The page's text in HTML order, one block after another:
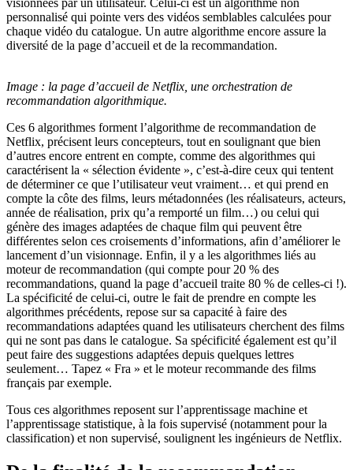
visionnées par un utilisateur. Celui-ci est un algorithme non
personnalisé qui pointe vers des vidéos semblables calculées pour
chaque vidéo du catalogue. Un autre algorithme encore assure la
diversité de la page d’accueil et de la recommandation.
Image : la page d’accueil de Netflix, une orchestration de
recommandation algorithmique.
Ces 6 algorithmes forment l’algorithme de recommandation de
Netflix, précisent leurs concepteurs, tout en soulignant que bien
d’autres encore entrent en compte, comme des algorithmes qui
caractérisent la « sélection évidente », c’est-à-dire ceux qui tentent
de déterminer ce que l’utilisateur veut vraiment… et qui prend en
compte la côte des films, leurs métadonnées (les réalisateurs, acteurs,
année de réalisation, prix qu’a remporté un film…) ou celui qui
génère des images adaptées de chaque film qui peuvent être
différentes selon ces croisements d’informations, afin d’améliorer le
lancement d’un visionnage. Enfin, il y a les algorithmes liés au
moteur de recommandation (qui compte pour 20 % des
recommandations, quand la page d’accueil traite 80 % de celles-ci !).
La spécificité de celui-ci, outre le fait de prendre en compte les
algorithmes précédents, repose sur sa capacité à faire des
recommandations adaptées quand les utilisateurs cherchent des films
qui ne sont pas dans le catalogue. Sa spécificité également est qu’il
peut faire des suggestions adaptées depuis quelques lettres
seulement… Tapez « Fra » et le moteur recommande des films
français par exemple.
Tous ces algorithmes reposent sur l’apprentissage machine et
l’apprentissage statistique, à la fois supervisé (notamment pour la
classification) et non supervisé, soulignent les ingénieurs de Netflix.